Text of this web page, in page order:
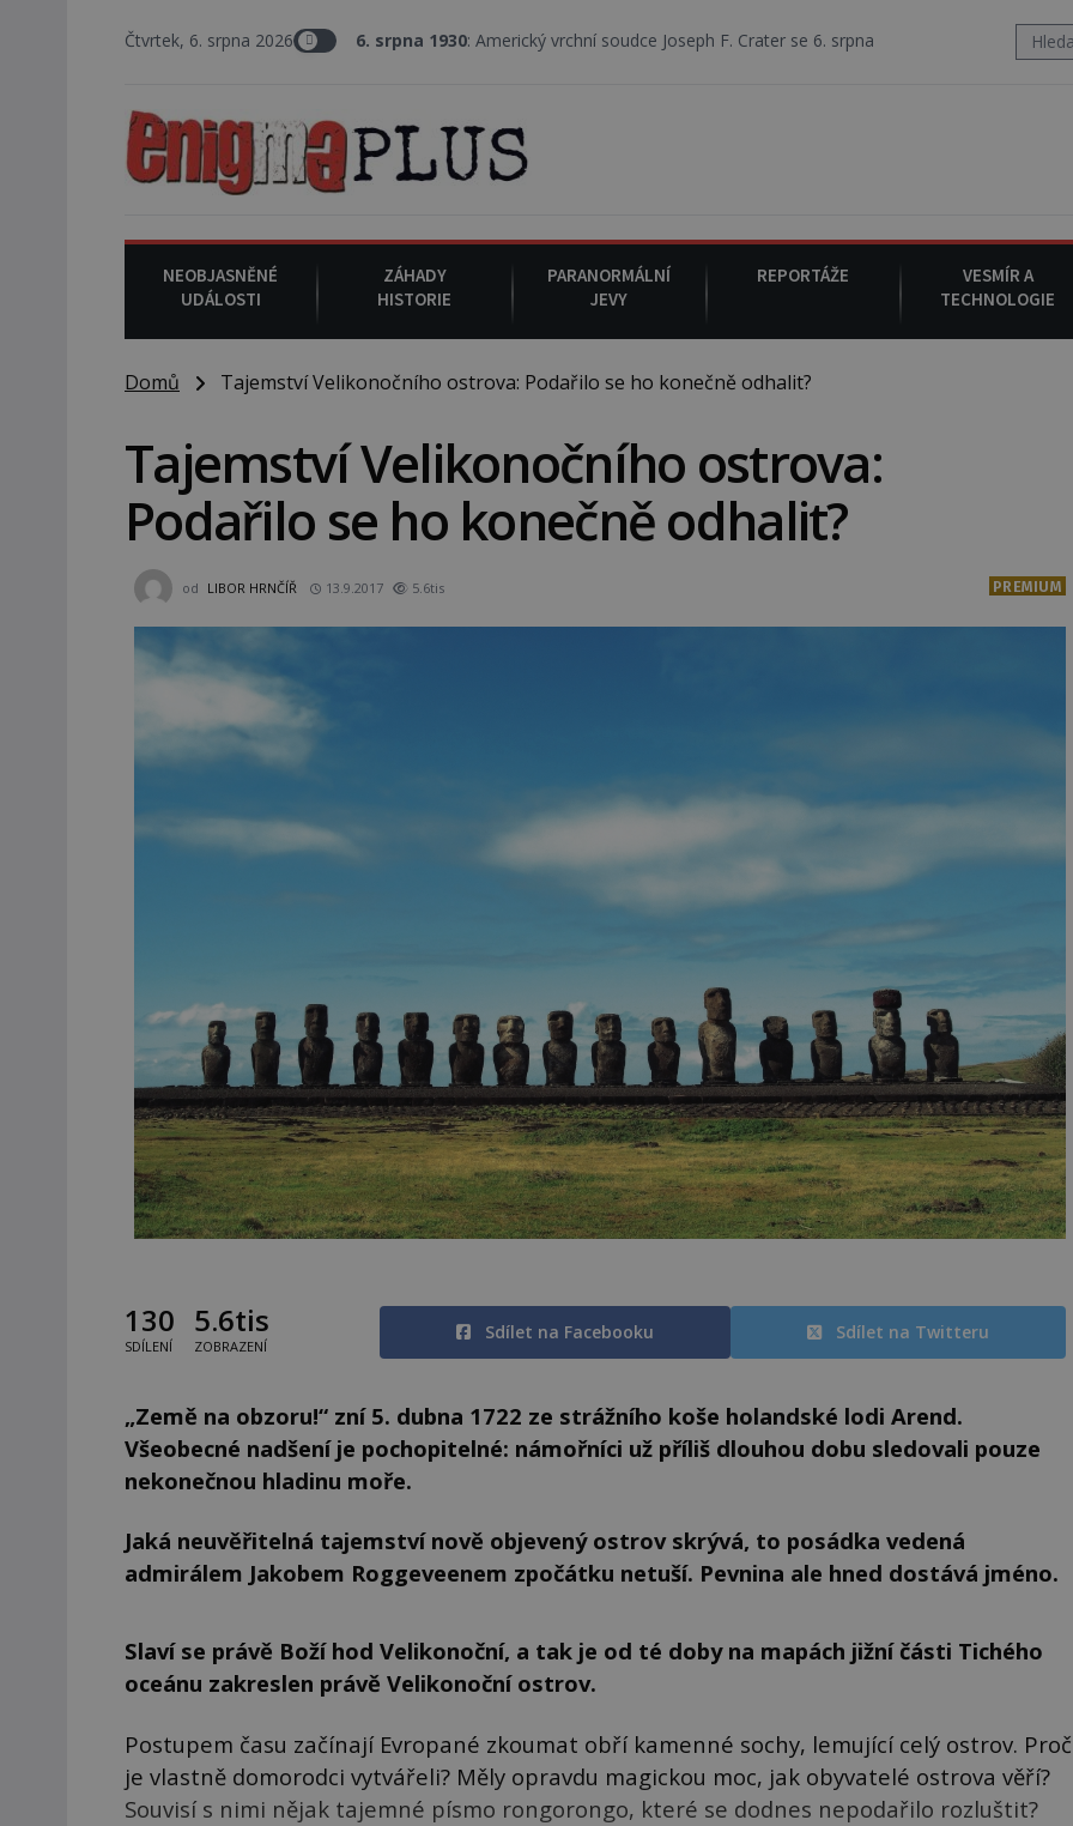
Čtvrtek, 6. srpna 2026
6. srpna 1930: Americký vrchní soudce Joseph F. Crater se 6. srpna 1930 navečeří ve své oblíbené
NEOBJASNĚNÉ
UDÁLOSTI
ZÁHADY
HISTORIE
PARANORMÁLNÍ
JEVY
REPORTÁŽE
VESMÍR A
TECHNOLOGIE
Domů Tajemství Velikonočního ostrova: Podařilo se ho konečně odhalit?
Tajemství Velikonočního ostrova:
Podařilo se ho konečně odhalit?
od LIBOR HRNČÍŘ 13.9.2017 5.6tis PREMIUM
130
SDÍLENÍ
5.6tis
ZOBRAZENÍ
Sdílet na Facebooku Sdílet na Twitteru
„Země na obzoru!“ zní 5. dubna 1722 ze strážního koše holandské lodi Arend.
Všeobecné nadšení je pochopitelné: námořníci už příliš dlouhou dobu sledovali pouze
nekonečnou hladinu moře.
Jaká neuvěřitelná tajemství nově objevený ostrov skrývá, to posádka vedená
admirálem Jakobem Roggeveenem zpočátku netuší. Pevnina ale hned dostává jméno.
Slaví se právě Boží hod Velikonoční, a tak je od té doby na mapách jižní části Tichého
oceánu zakreslen právě Velikonoční ostrov.
Postupem času začínají Evropané zkoumat obří kamenné sochy, lemující celý ostrov. Proč
je vlastně domorodci vytvářeli? Měly opravdu magickou moc, jak obyvatelé ostrova věří?
Souvisí s nimi nějak tajemné písmo rongorongo, které se dodnes nepodařilo rozluštit?